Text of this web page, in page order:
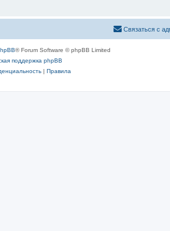
Связаться с
® Forum Software © phpBB Limited
поддержка phpBB
| Правила